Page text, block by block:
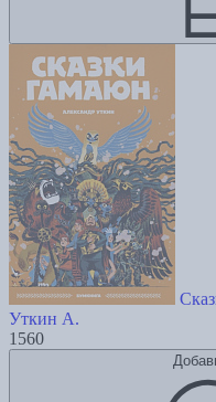
Уткин А.
1560